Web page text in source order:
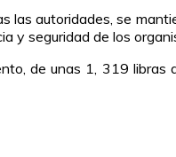
las autoridades, se
y seguridad de los
de unas 1, 319